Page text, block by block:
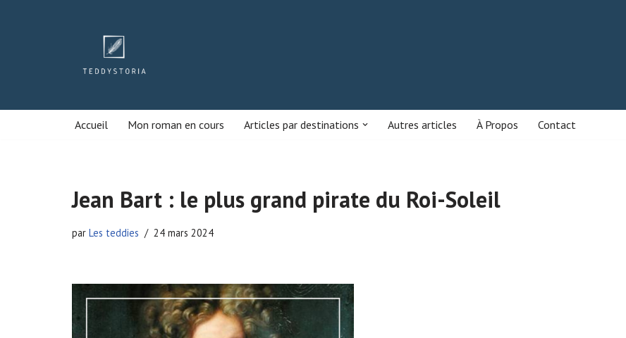
Accueil Mon roman en cours Articles par destinations Autres articles À Propos Contact
Jean Bart : le plus grand pirate du Roi-Soleil
par Les teddies 24 mars 2024